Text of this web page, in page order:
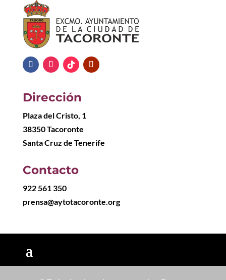
Dirección
Plaza del Cristo, 1
38350 Tacoronte
Santa Cruz de Tenerife
Contacto
922 561 350
prensa@aytotacoronte.org